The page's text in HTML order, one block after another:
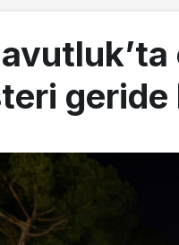
geride